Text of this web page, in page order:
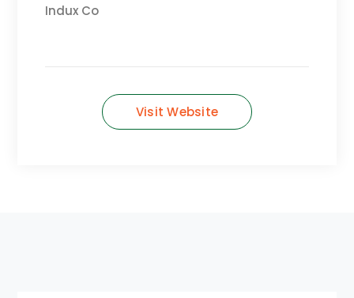
Indux Co
Visit Website